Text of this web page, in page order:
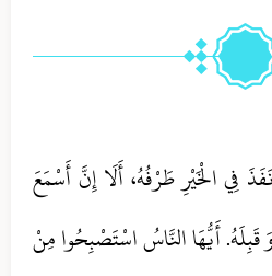
فِي الْخَيْرِ طَرْفُهُ، أَلَا إِنَّ أَسْمَعَ
قَبِلَهُ.‏ ‏أَيُّهَا النَّاسُ اسْتَصْبِحُوا مِنْ